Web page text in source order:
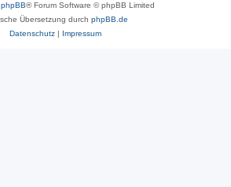
phpBB® Forum Software © phpBB Limited
Übersetzung durch phpBB.de
Datenschutz| Impressum